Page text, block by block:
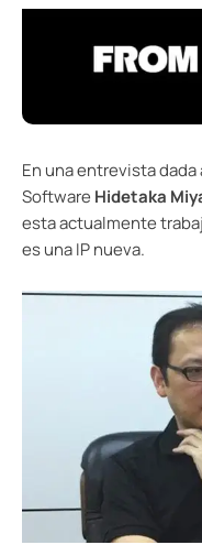
En una entrevista dada
Software Hidetaka
esta actualmente
es una IP nueva.